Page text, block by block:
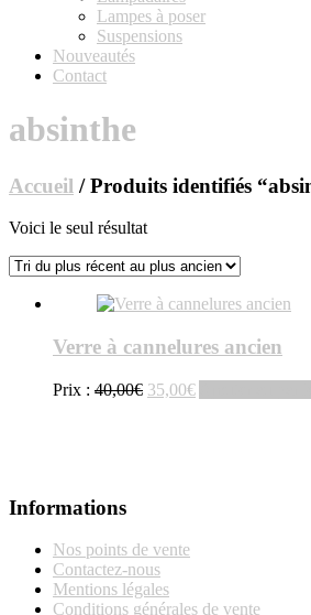
Lampes à poser
Suspensions
Nouveautés
Contact
absinthe
Accueil / Produits identifiés
Voici le seul résultat
Verre à cannelures ancien
Prix : 40,00€ Le
35,00€Le
Informations
Nos points de vente
Contactez-nous
Mentions légales
Conditions générales de vente